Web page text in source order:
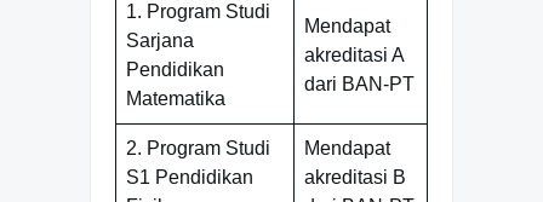
1. Program Studi
Sarjana
Pendidikan
Matematika
Mendapat
akreditasi A
dari BAN-PT
2. Program Studi
S1 Pendidikan
Mendapat
akreditasi B